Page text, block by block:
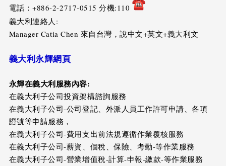
電話：+886-2-2717-0515 分機:110
義大利連絡人:
Manager Catia Chen 來自台灣，說中文+英文+義大利文
義大利永輝網頁
永輝在義大利服務內容:
在義大利子公司投資架構諮詢服務
在義大利子公司-公司登記、外派人員工作許可申請、各項
證號等申請服務，
在義大利子公司-費用支出前法規遵循作業覆核服務
在義大利子公司-薪資、個稅、保險、考勤-等作業服務
在義大利子公司-營業增值稅-計算-申報-繳款-等作業服務